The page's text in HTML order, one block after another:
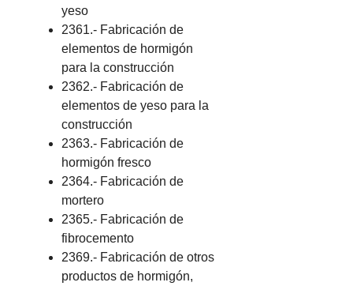
yeso
2361.- Fabricación de
elementos de hormigón
para la construcción
2362.- Fabricación de
elementos de yeso para la
construcción
2363.- Fabricación de
hormigón fresco
2364.- Fabricación de
mortero
2365.- Fabricación de
fibrocemento
2369.- Fabricación de otros
productos de hormigón,